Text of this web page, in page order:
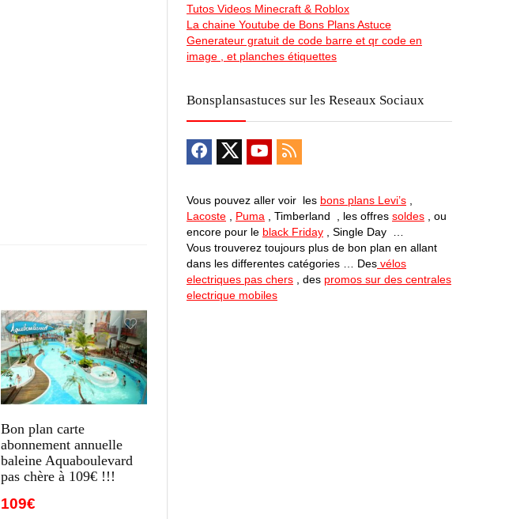
Bon plan carte
abonnement annuelle
baleine Aquaboulevard
pas chère à 109€ !!!
109€
Tutos Videos Minecraft & Roblox
La chaine Youtube de Bons Plans Astuce
Generateur gratuit de code barre et qr code en
image , et planches étiquettes
Bonsplansastuces sur les Reseaux Sociaux
Vous pouvez aller voir les bons plans Levi’s
Lacoste
Puma , Timberland , les offres soldes , ou
encore pour le black Friday , Single Day …
Vous trouverez toujours plus de bon plan en allant
dans les differentes catégories … Des vélos
electriques pas chers , des promos sur des centrales
electrique mobiles